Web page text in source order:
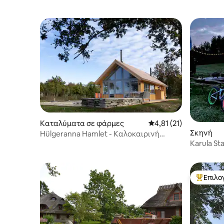
Καταλύματα σε φάρμες Μέση βαθμολογία:
4,81 (21)
Hülgeranna Hamlet - Καλοκαιρινή
Σκηνή
Karula